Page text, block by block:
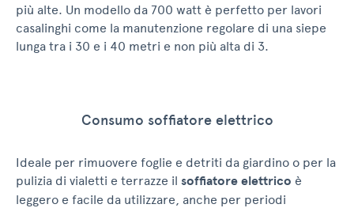
più alte. Un modello da 700 watt è perfetto per lavori
casalinghi come la manutenzione regolare di una siepe
lunga tra i 30 e i 40 metri e non più alta di 3.
Consumo soffiatore elettrico
Ideale per rimuovere foglie e detriti da giardino o per la
pulizia di vialetti e terrazze il soffiatore elettrico è
leggero e facile da utilizzare, anche per periodi